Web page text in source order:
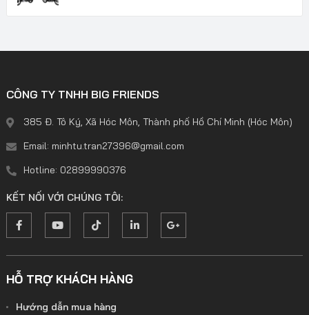
CÔNG TY TNHH BIG FRIENDS
385 Đ. Tô Ký, Xã Hóc Môn, Thành phố Hồ Chí Minh (Hóc Môn)
Email: minhtu.tran27396@gmail.com
Hotline: 02899990376
KẾT NỐI VỚI CHÚNG TÔI:
HỖ TRỢ KHÁCH HÀNG
Hướng dẫn mua hàng